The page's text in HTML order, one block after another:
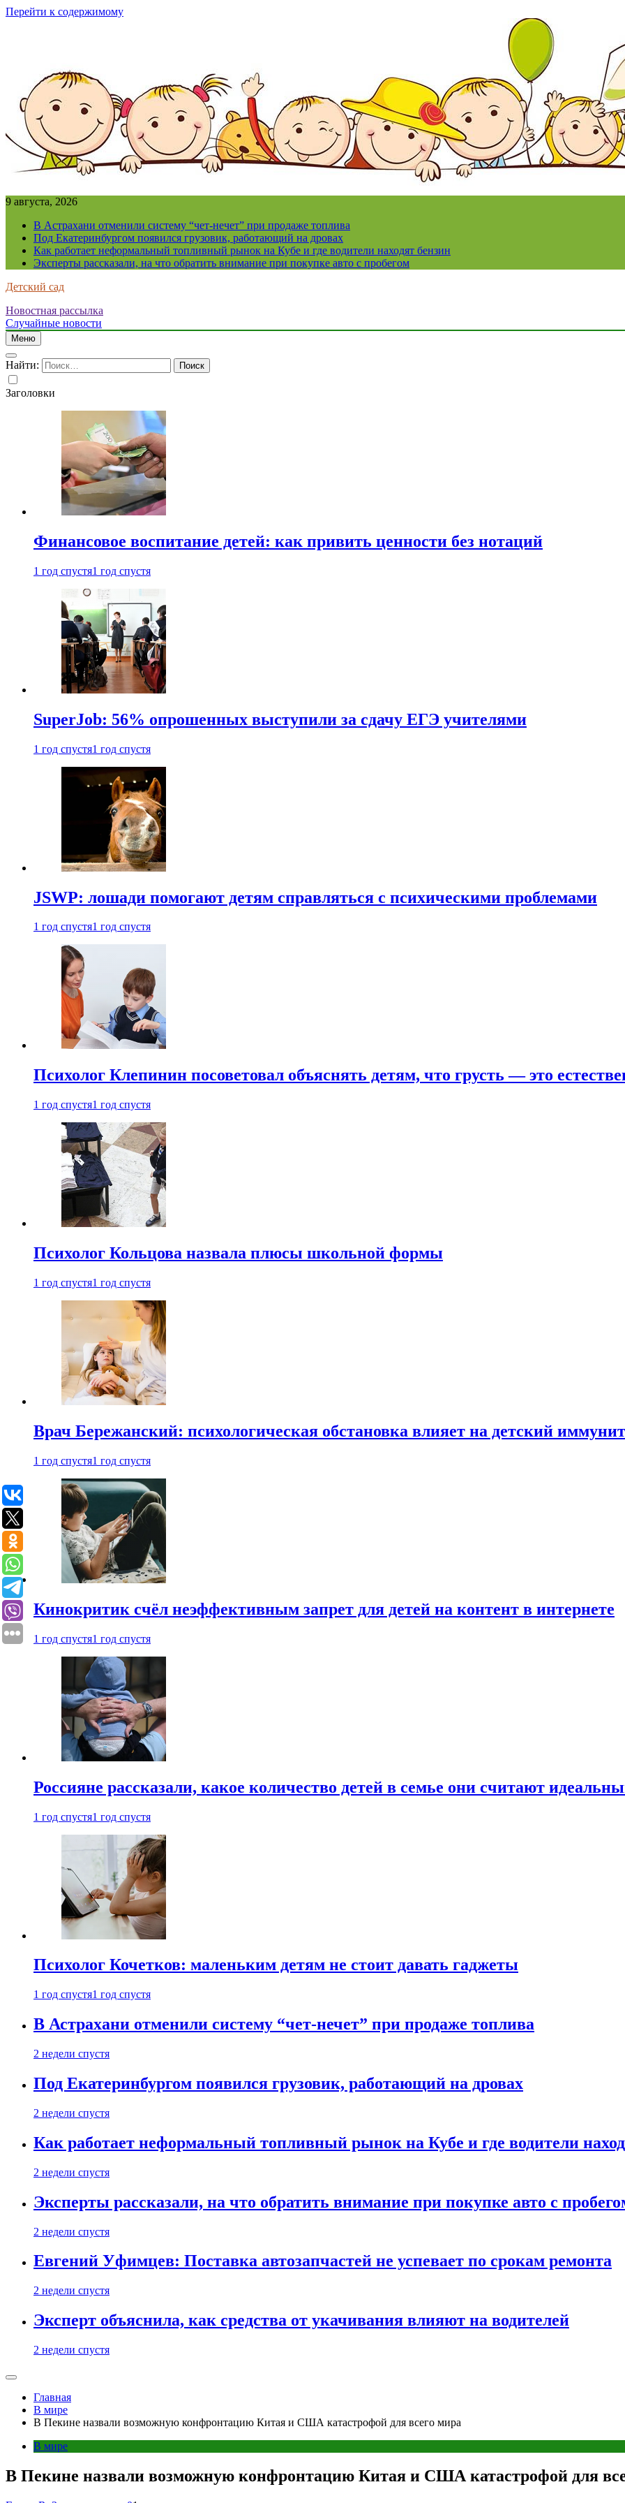
Перейти к содержимому
9 августа, 2026
В Астрахани отменили систему “чет-нечет” при продаже топлива
Под Екатеринбургом появился грузовик, работающий на дровах
Как работает неформальный топливный рынок на Кубе и где водители находят бензин
Эксперты рассказали, на что обратить внимание при покупке авто с пробегом
Детский сад
Новостная рассылка
Случайные новости
Меню
Найти:
Заголовки
Финансовое воспитание детей: как привить ценности без нотаций
1 год спустя1 год спустя
SuperJob: 56% опрошенных выступили за сдачу ЕГЭ учителями
1 год спустя1 год спустя
JSWP: лошади помогают детям справляться с психическими проблемами
1 год спустя1 год спустя
Психолог Клепинин посоветовал объяснять детям, что грусть — это
1 год спустя1 год спустя
Психолог Кольцова назвала плюсы школьной формы
1 год спустя1 год спустя
Врач Бережанский: психологическая обстановка влияет на детский
1 год спустя1 год спустя
Кинокритик счёл неэффективным запрет для детей на контент в интернете
1 год спустя1 год спустя
Россияне рассказали, какое количество детей в семье они считают
1 год спустя1 год спустя
Психолог Кочетков: маленьким детям не стоит давать гаджеты
1 год спустя1 год спустя
В Астрахани отменили систему “чет-нечет” при продаже топлива
2 недели спустя
Под Екатеринбургом появился грузовик, работающий на дровах
2 недели спустя
Как работает неформальный топливный рынок на Кубе и где водители
2 недели спустя
Эксперты рассказали, на что обратить внимание при покупке авто с
2 недели спустя
Евгений Уфимцев: Поставка автозапчастей не успевает по срокам ремонта
2 недели спустя
Эксперт объяснила, как средства от укачивания влияют на водителей
2 недели спустя
Главная
В мире
В Пекине назвали возможную конфронтацию Китая и США катастрофой для всего мира
В мире
В Пекине назвали возможную конфронтацию Китая и США катастрофой для